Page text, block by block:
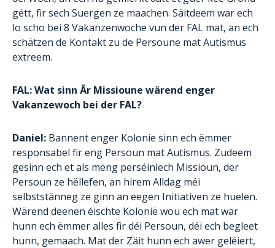
gëtt, fir sech Suergen ze maachen. Säitdeem war ech
lo scho bei 8 Vakanzenwoche vun der FAL mat, an ech
schätzen de Kontakt zu de Persoune mat Autismus
extreem.
FAL: Wat sinn Är Missioune wärend enger
Vakanzewoch bei der FAL?
Daniel: Bannent enger Kolonie sinn ech ëmmer
responsabel fir eng Persoun mat Autismus. Zudeem
gesinn ech et als meng perséinlech Missioun, der
Persoun ze hëllefen, an hirem Alldag méi
selbststänneg ze ginn an eegen Initiativen ze huelen.
Wärend deenen éischte Kolonië wou ech mat war
hunn ech ëmmer alles fir déi Persoun, déi ech begleet
hunn, gemaach. Mat der Zäit hunn ech awer geléiert,